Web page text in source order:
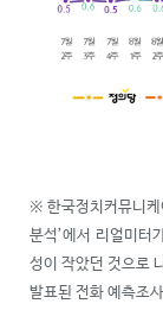
※ 한국정치커뮤니케
분석’에서 리얼미터
성이 작았던 것으로
발표된 전화 예측조